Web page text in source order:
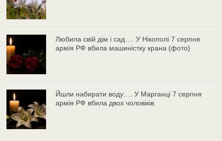
Любила свій дім і сад…. У Нікополі 7 серпня
армія РФ вбила машиністку крана (фото)
Йшли набирати воду…. У Марганці 7 серпня
армія РФ вбила двох чоловіків